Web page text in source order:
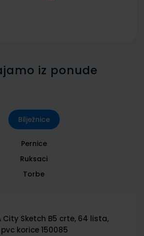
iz ponude
Bilježnice
Pernice
Ruksaci
Torbe
City Sketch B5 crte, 64 lista,
pvc korice 150085